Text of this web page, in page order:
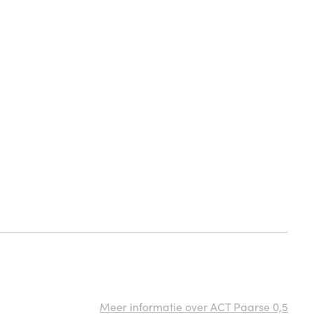
Meer informatie over ACT Paarse 0,5